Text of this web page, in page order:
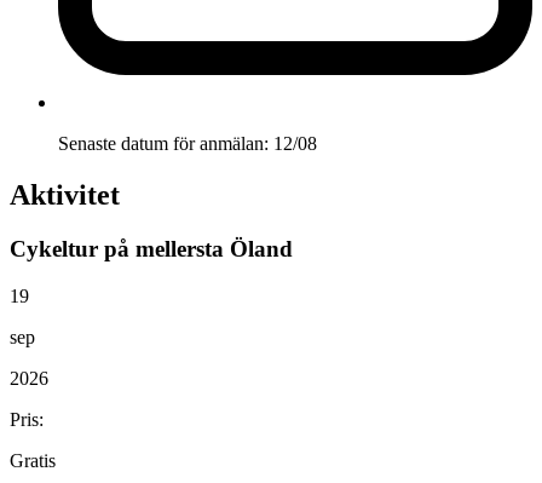
Senaste datum för anmälan: 12/08
Aktivitet
Cykeltur på mellersta Öland
19
sep
2026
Pris:
Gratis